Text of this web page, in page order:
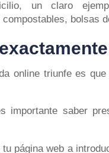
un claro
bolsas
online triunfe es
importante saber
página web a